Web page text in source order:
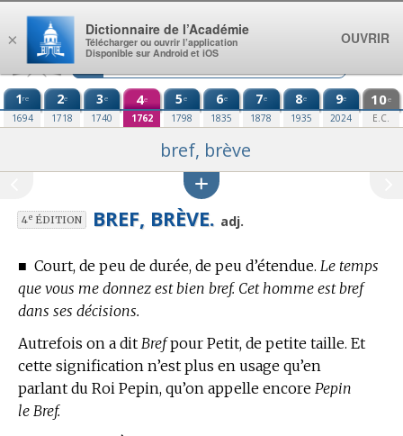
Aller au contenu
1re
1694
2e
1718
3e
1740
4e
1762
5e
1798
6e
1835
7e
1878
8e
1935
9e
2024
10e
E.C.
bref, brève
4eÉDITION BREF, BRÈVE. adj.
■ Court, de peu de durée, de peu d’étendue. Le temps
que vous me donnez est bien bref. Cet homme est bref
dans ses décisions.
Autrefois on a dit Brefpour Petit, de petite taille. Et
cette signification n’est plus en usage qu’en
parlant du Roi Pepin, qu’on appelle encore Pepin
le Bref.
×
Dictionnaire de l’Académie
Télécharger ou ouvrir l’application
Disponible sur Android et iOS
OUVRIR